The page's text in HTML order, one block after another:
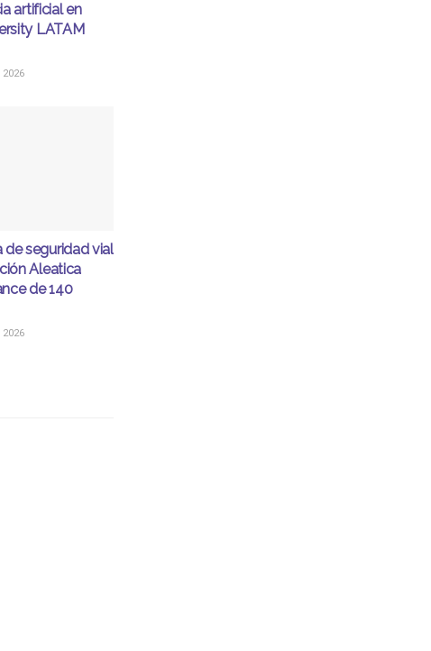
artificial en
LATAM
2026
de seguridad vial
Aleatica
de 140
2026